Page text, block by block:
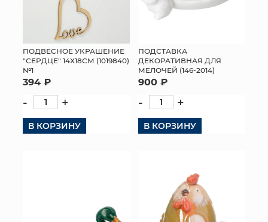
ПОДВЕСНОЕ УКРАШЕНИЕ
"СЕРДЦЕ" 14Х18СМ (1019840)
№1
394 ₽
- +
В КОРЗИНУ
ПОДСТАВКА
ДЕКОРАТИВНАЯ ДЛЯ
МЕЛОЧЕЙ (146-2014)
900 ₽
- +
В КОРЗИНУ